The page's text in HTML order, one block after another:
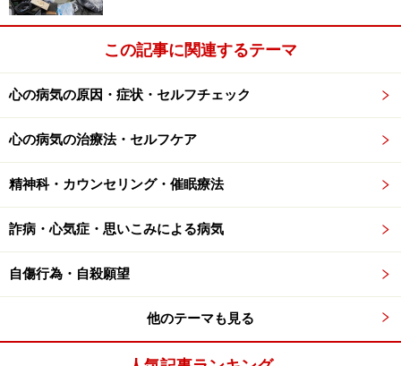
醜形恐怖症になってしまうと自分に自信が持てなくな
り、他人の視線に対しても敏感になりやすくなります。
症状がひどくなると、季節を問わずに、マスクや手袋、
コートなどの不自然な格好をしてでも、気になる箇所を
隠そうとしたりします。また、自分が嫌だと思っている
パーツを鏡で何度も確認したり、さらには、それを見る
のが嫌な余り、鏡を避けるようになったりもします。
さらに症状が進むと、自分のコンプレックスを感じる部
分を、他人の視線にさらしたくないと思う余り、人づき
あいも避けるようになり、社会的に孤立してしまうこと
もあります。その人の社会的機能が、大きく障害されて
この記事に関連するテーマ
心の病気の原因・症状・セルフチェック
心の病気の治療法・セルフケア
精神科・カウンセリング・催眠療法
詐病・心気症・思いこみによる病気
自傷行為・自殺願望
他のテーマも見る